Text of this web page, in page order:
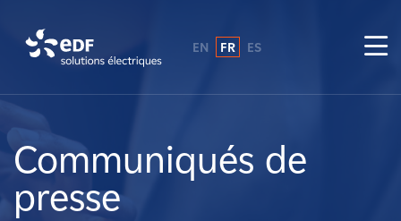
A propos de nous
Ce que nous faisons
EN FR ES
Communiqués de
presse